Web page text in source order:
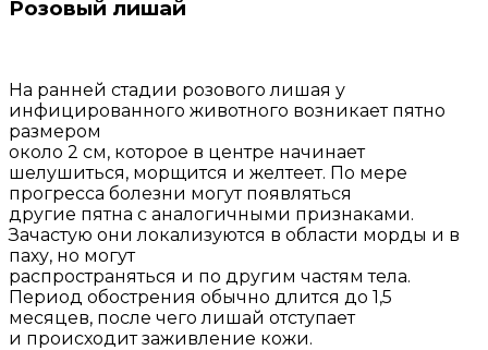
Розовый лишай
На ранней стадии розового лишая у
инфицированного животного возникает пятно
размером
около 2 см, которое в центре начинает
шелушиться, морщится и желтеет. По мере
прогресса болезни могут появляться
другие пятна с аналогичными признаками.
Зачастую они локализуются в области морды и в
паху, но могут
распространяться и по другим частям тела.
Период обострения обычно длится до 1,5
месяцев, после чего лишай отступает
и происходит заживление кожи.